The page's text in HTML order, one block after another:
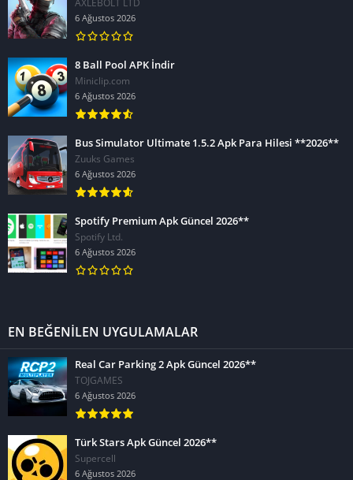
AXLEBOLT LTD
6 Ağustos 2026
8 Ball Pool APK İndir
Miniclip.com
6 Ağustos 2026
Bus Simulator Ultimate 1.5.2 Apk Para Hilesi **2026**
Zuuks Games
6 Ağustos 2026
Spotify Premium Apk Güncel 2026**
Spotify Ltd.
6 Ağustos 2026
EN BEĞENİLEN UYGULAMALAR
Real Car Parking 2 Apk Güncel 2026**
TOJGAMES
6 Ağustos 2026
Türk Stars Apk Güncel 2026**
Supercell
6 Ağustos 2026